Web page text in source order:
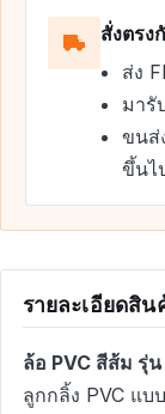
สั่งตรง
ส่ง
มารั
ขนส่
ขึ้นไ
รายละเอียดสิน
ล้อ PVC สีส้ม รุ่
ลูกกลิ้ง PVC แบ